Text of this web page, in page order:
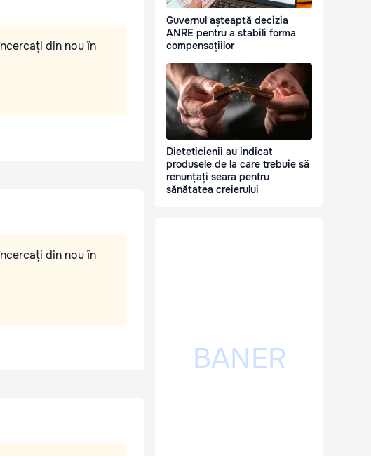
din nou în
din nou în
Guvernul așteaptă decizia
ANRE pentru a stabili forma
compensațiilor
Dieteticienii au indicat
produsele de la care trebuie să
renunțați seara pentru
sănătatea creierului